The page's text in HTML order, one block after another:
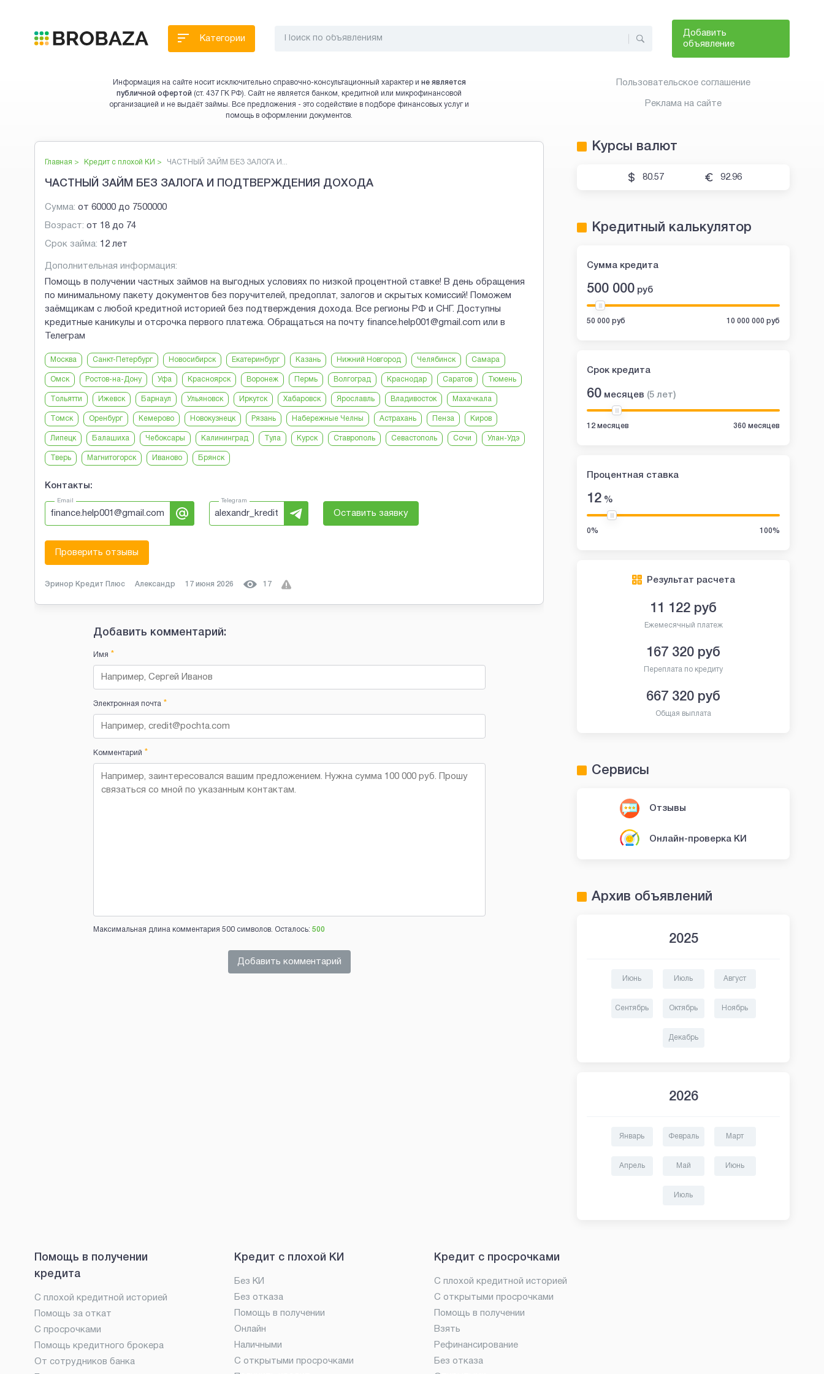
Добавить
объявление
Категории
Информация на сайте носит исключительно справочно-консультационный характер и не является
публичной офертой (ст. 437 ГК РФ). Сайт не является банком, кредитной или микрофинансовой
организацией и не выдаёт займы. Все предложения - это содействие в подборе финансовых услуг и
помощь в оформлении документов.
Главная > Кредит с плохой КИ > ЧАСТНЫЙ ЗАЙМ БЕЗ ЗАЛОГА И...
ЧАСТНЫЙ ЗАЙМ БЕЗ ЗАЛОГА И ПОДТВЕРЖДЕНИЯ ДОХОДА
Сумма: от 60000 до 7500000
Возраст: от 18 до 74
Срок займа: 12 лет
Дополнительная информация:
Помощь в получении частных займов на выгодных условиях по низкой процентной ставке! В день обращения
по минимальному пакету документов без поручителей, предоплат, залогов и скрытых комиссий! Поможем
заёмщикам с любой кредитной историей без подтверждения дохода. Все регионы РФ и СНГ. Доступны
кредитные каникулы и отсрочка первого платежа. Обращаться на почту finance.help001@gmail.com или в
Телеграм
Москва Санкт-Петербург Новосибирск Екатеринбург Казань Нижний Новгород Челябинск Самара
Омск Ростов-на-Дону Уфа Красноярск Воронеж Пермь Волгоград Краснодар Саратов Тюмень
Тольятти Ижевск Барнаул Ульяновск Иркутск Хабаровск Ярославль Владивосток Махачкала
Томск Оренбург Кемерово Новокузнецк Рязань Набережные Челны Астрахань Пенза Киров
Липецк Балашиха Чебоксары Калининград Тула Курск Ставрополь Севастополь Сочи Улан-Удэ
Тверь Магнитогорск Иваново Брянск
Контакты:
Email
finance.help001@gmail.com
Telegram
alexandr_kredit Оставить заявку
Проверить отзывы
Эринор Кредит Плюс Александр 17 июня 2026 17
Добавить комментарий:
Имя *
Электронная почта*
Комментарий *
Максимальная длина комментария 500 символов. Осталось: 500
Добавить комментарий
Пользовательское соглашение
Реклама на сайте
Курсы валют
80.57 92.96
Кредитный калькулятор
Сумма кредита
500 000 руб
50 000 руб 10 000 000 руб
Срок кредита
60 месяцев (5 лет)
12 месяцев 360 месяцев
Процентная ставка
12 %
0% 100%
Результат расчета
11 122 руб
Ежемесячный платеж
167 320 руб
Переплата по кредиту
667 320 руб
Общая выплата
Сервисы
Отзывы
Онлайн-проверка КИ
Архив объявлений
2025
Июнь Июль Август
Сентябрь Октябрь Ноябрь
Декабрь
2026
Январь Февраль Март
Апрель Май Июнь
Июль
Помощь в получении
кредита
С плохой кредитной историей
Помощь за откат
С просрочками
Помощь кредитного брокера
От сотрудников банка
Кредит с плохой КИ
Без КИ
Без отказа
Помощь в получении
Онлайн
Наличными
С открытыми просрочками
Кредит с просрочками
С плохой кредитной историей
С открытыми просрочками
Помощь в получении
Взять
Рефинансирование
Без отказа